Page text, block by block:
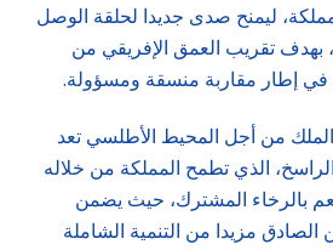
ليمنح صدى جديدا لحلقة الوصل
بهدف تقريب العمق الإفريقي من
في إطار مقاربة منسقة ومسؤولة.
من أجل المحيط الأطلسي تعد
الراسخ، الذي تطمح المملكة من خلاله
بالرخاء المشترك، حيث يضمن
الصادق مزيدا من التنمية الشاملة